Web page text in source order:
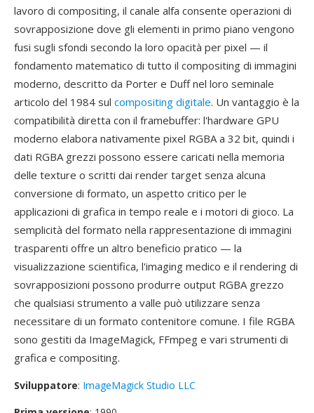
lavoro di compositing, il canale alfa consente operazioni di
sovrapposizione dove gli elementi in primo piano vengono
fusi sugli sfondi secondo la loro opacità per pixel — il
fondamento matematico di tutto il compositing di immagini
moderno, descritto da Porter e Duff nel loro seminale
articolo del 1984 sul compositing digitale. Un vantaggio è la
compatibilità diretta con il framebuffer: l'hardware GPU
moderno elabora nativamente pixel RGBA a 32 bit, quindi i
dati RGBA grezzi possono essere caricati nella memoria
delle texture o scritti dai render target senza alcuna
conversione di formato, un aspetto critico per le
applicazioni di grafica in tempo reale e i motori di gioco. La
semplicità del formato nella rappresentazione di immagini
trasparenti offre un altro beneficio pratico — la
visualizzazione scientifica, l'imaging medico e il rendering di
sovrapposizioni possono produrre output RGBA grezzo
che qualsiasi strumento a valle può utilizzare senza
necessitare di un formato contenitore comune. I file RGBA
sono gestiti da ImageMagick, FFmpeg e vari strumenti di
grafica e compositing.
Sviluppatore: ImageMagick Studio LLC